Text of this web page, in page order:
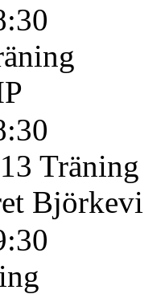
Träning
Björkevi